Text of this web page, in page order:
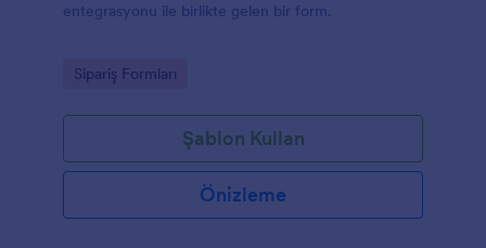
entegrasyonu ile birlikte gelen bir form.
Go to Category:
Sipariş Formları
Şablon Kullan
Önizleme